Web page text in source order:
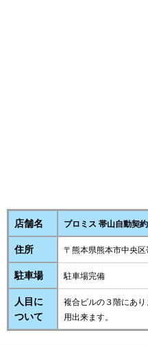
店舗名 プロミス 帯山自動契
住所 〒熊本県熊本市中央
駐車場 駐車場完備
人目に
ついて
複合ビルの３階にあ
用出来ます。